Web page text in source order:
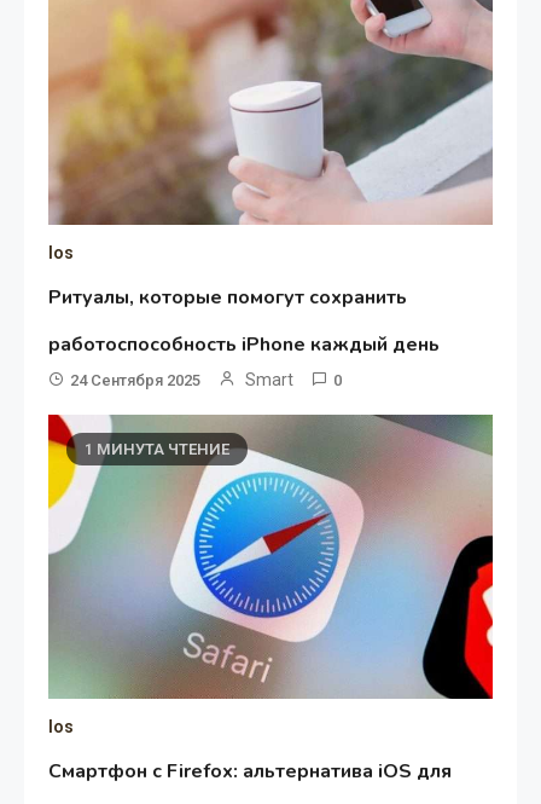
Ios
Ритуалы, которые помогут сохранить
работоспособность iPhone каждый день
24 Сентября 2025 Smart 0
1 МИНУТА ЧТЕНИЕ
Ios
Смартфон с Firefox: альтернатива iOS для